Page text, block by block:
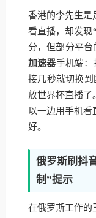
香港的李先生是
看直播，却发现
分，但部分平台
加速器手机端：
接几秒就切换到
放世界杯直播了
以一边用手机看
好。
俄罗斯刷抖
制”提示
在俄罗斯工作的